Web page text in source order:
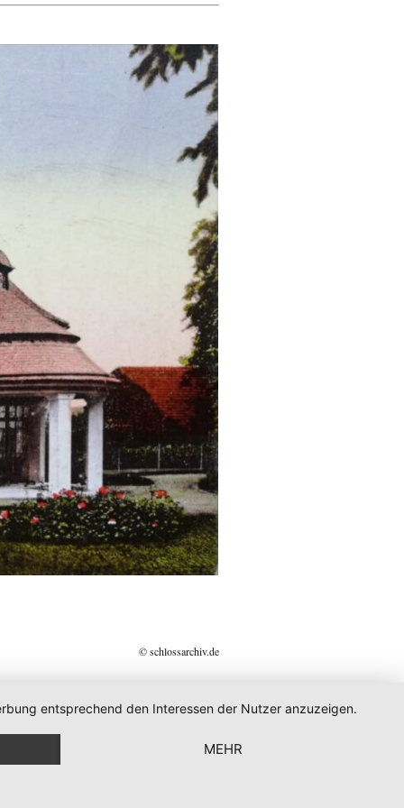
© schlossarchiv.de
entsprechend den Interessen der Nutzer anzuzeigen.
MEHR